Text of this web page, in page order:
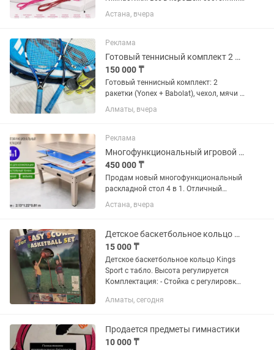
некоторые вещи практически не
использовались.
Астана, вчера
Реклама
Готовый теннисный комплект 2 ракетки (Yonex Babolat), чехол и мячи
150 000 ₸
Готовый теннисный комплект: 2
ракетки (Yonex + Babolat), чехол, мячи и
намотки Продам отличный полный
набор для тенниса в хорошем
полностью готов к игре, ничего...
Алматы, вчера
Реклама
Многофункциональный игровой стол 4 в 1 бильярд, теннис, хоккей
450 000 ₸
Продам новый многофункциональный
раскладной стол 4 в 1. Отличный
вариант для дома, офиса, зоны отдыха,
игровой комнаты, кафе или
сочетает сразу четыре варианта...
Астана, вчера
Детское баскетбольное кольцо Kings Sport с табло. Высота регулируется
15 000 ₸
Детское баскетбольное кольцо Kings
Sport с табло. Высота регулируется
Комплектация: - Стойка с регулировкой
устойчивости - Кольцо с сеткой -
Алматы, сегодня
Продается предметы гимнастики
10 000 ₸